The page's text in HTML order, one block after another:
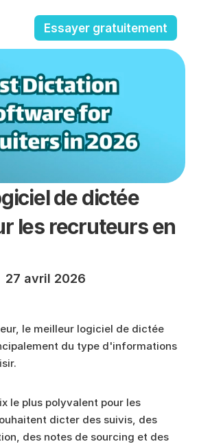
Essayer gratuitement
de dictée
les recruteurs en
27 avril 2026
le meilleur logiciel de dictée
du type d'informations
le plus polyvalent pour les
dicter des suivis, des
des notes de sourcing et des